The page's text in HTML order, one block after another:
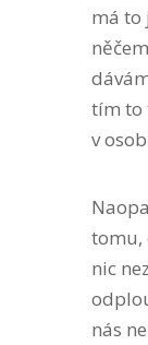
má to
tím to
v
tomu,
nic
nás